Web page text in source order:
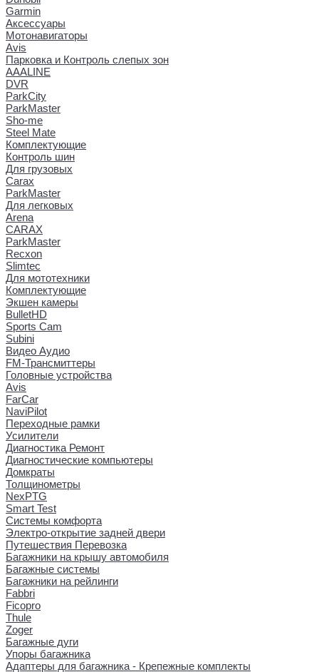
Garmin
Аксессуары
Мотонавигаторы
Avis
Парковка и Контроль слепых зон
AAALINE
DVR
ParkCity
ParkMaster
Sho-me
Steel Mate
Комплектующие
Контроль шин
Для грузовых
Carax
ParkMaster
Для легковых
Arena
CARAX
ParkMaster
Recxon
Slimtec
Для мототехники
Комплектующие
Экшен камеры
BulletHD
Sports Cam
Subini
Видео Аудио
FM-Трансмиттеры
Головные устройства
Avis
FarCar
NaviPilot
Переходные рамки
Усилители
Диагностика Ремонт
Диагностические компьютеры
Домкраты
Толщинометры
NexPTG
Smart Test
Системы комфорта
Электро-открытие задней двери
Путешествия Перевозка
Багажники на крышу автомобиля
Багажные системы
Багажники на рейлинги
Fabbri
Ficopro
Thule
Zoger
Багажные дуги
Упоры багажника
Адаптеры для багажника - Крепежные комплекты